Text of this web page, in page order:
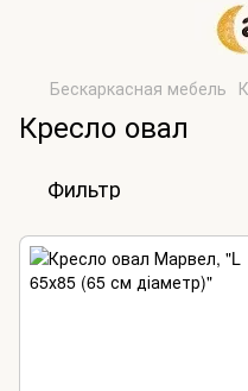
Бескаркасная мебель
Кресло овал
Фильтр